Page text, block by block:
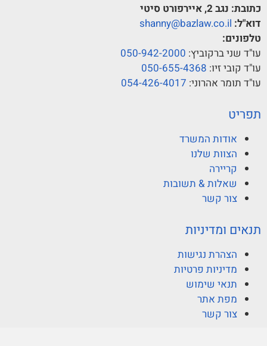
כתובת: נגב 2, איירפורט סיטי
דוא"ל: shanny@bazlaw.co.il
טלפונים:
עו"ד שני ברקוביץ: 050-942-2000
עו"ד קובי זיו: 050-655-4368
עו"ד תומר אהרוני: 054-426-4017
תפריט
אודות המשרד
הצוות שלנו
קריירה
שאלות & תשובות
צור קשר
תנאים ומדיניות
הצהרת נגישות
מדיניות פרטיות
תנאי שימוש
מפת אתר
צור קשר